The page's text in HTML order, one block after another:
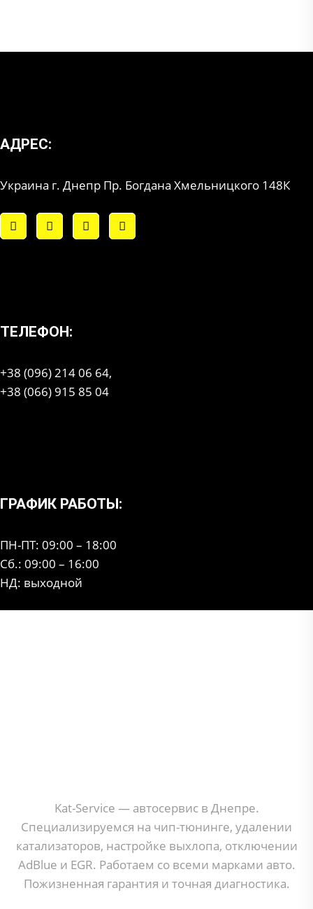
АДРЕС:
Украина г. Днепр Пр. Богдана Хмельницкого 148К
ТЕЛЕФОН:
+38 (096) 214 06 64,
+38 (066) 915 85 04
ГРАФИК РАБОТЫ:
ПН-ПТ: 09:00 – 18:00
Сб.: 09:00 – 16:00
НД: выходной
Kat-Service — автосервис в Днепре.
Специализируемся на чип-тюнинге, удалении
катализаторов, настройке выхлопа, отключении
AdBlue и EGR. Работаем со всеми марками авто.
Пожизненная гарантия и точная диагностика.